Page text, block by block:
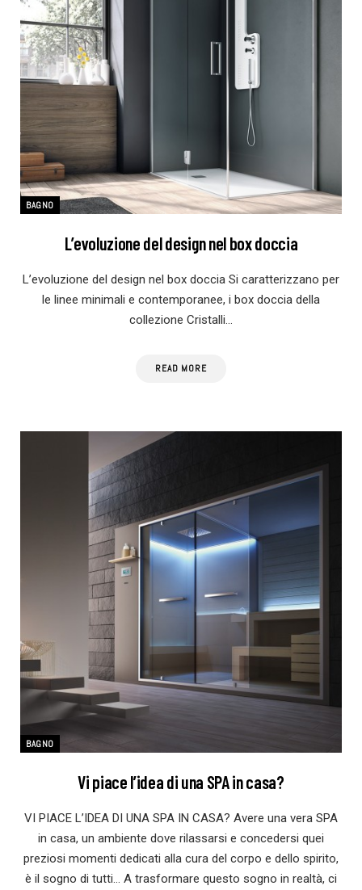
BAGNO
L’evoluzione del design nel box doccia
L’evoluzione del design nel box doccia Si caratterizzano per
le linee minimali e contemporanee, i box doccia della
collezione Cristalli…
READ MORE
BAGNO
Vi piace l’idea di una SPA in casa?
VI PIACE L’IDEA DI UNA SPA IN CASA? Avere una vera SPA
in casa, un ambiente dove rilassarsi e concedersi quei
preziosi momenti dedicati alla cura del corpo e dello spirito,
è il sogno di tutti… A trasformare questo sogno in realtà, ci